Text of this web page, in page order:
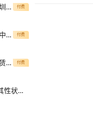
2024年广东深深圳市深圳中学高二数学第二学期期末统考试题含解析 付费
2023年四川遂宁市射洪中学数学八年级下册三角形专题练习试卷（含答案详解） 付费
2024年短期个人房屋租赁合同（3份范本） 付费
伊犁马泌乳性能分析及其性状间相关性研究的综述报告